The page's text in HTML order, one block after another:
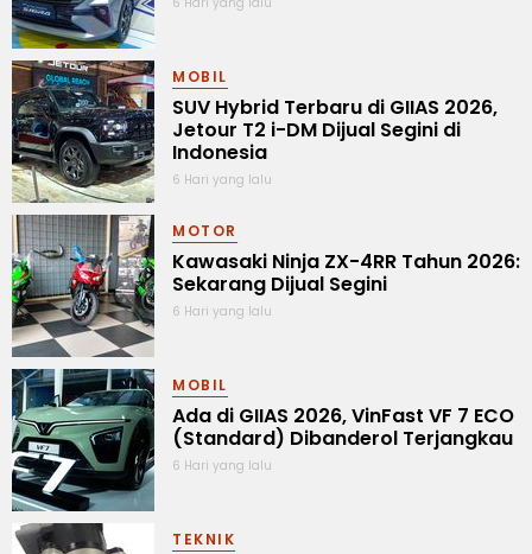
MOBIL
SUV Hybrid Terbaru di GIIAS 2026,
Jetour T2 i-DM Dijual Segini di
Indonesia
6 Hari yang lalu
MOTOR
Kawasaki Ninja ZX-4RR Tahun 2026:
Sekarang Dijual Segini
6 Hari yang lalu
MOBIL
Ada di GIIAS 2026, VinFast VF 7 ECO
(Standard) Dibanderol Terjangkau
6 Hari yang lalu
TEKNIK